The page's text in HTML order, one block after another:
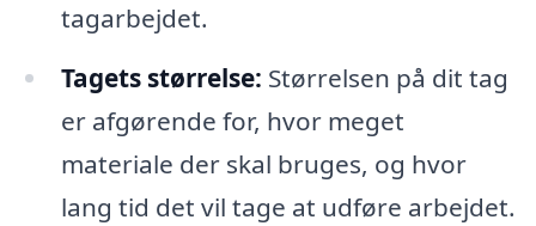
tagarbejdet.
Tagets størrelse: Størrelsen på dit tag
er afgørende for, hvor meget
materiale der skal bruges, og hvor
lang tid det vil tage at udføre arbejdet.